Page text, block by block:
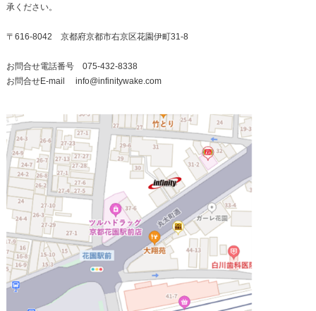
承ください。
〒616-8042 京都府京都市右京区花園伊町31-8
お問合せ電話番号 075-432-8338
お問合せE-mail info@infinitywake.com